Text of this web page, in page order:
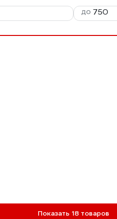
до
Показать 18 товаров